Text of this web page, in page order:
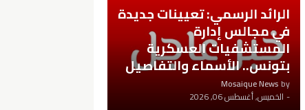
الرائد الرسمي: تعيينات جديدة
في مجالس إدارة
المستشفيات العسكرية
بتونس.. الأسماء والتفاصيل
by
Mosaique News
- الخميس, أغسطس 06, 2026